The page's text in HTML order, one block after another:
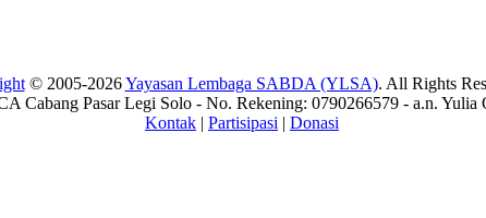
© 2005-2026Yayasan Lembaga SABDA (YLSA). All Rights
Cabang Pasar Legi Solo - No. Rekening: 0790266579 - a.n. Yulia
Kontak | Partisipasi | Donasi